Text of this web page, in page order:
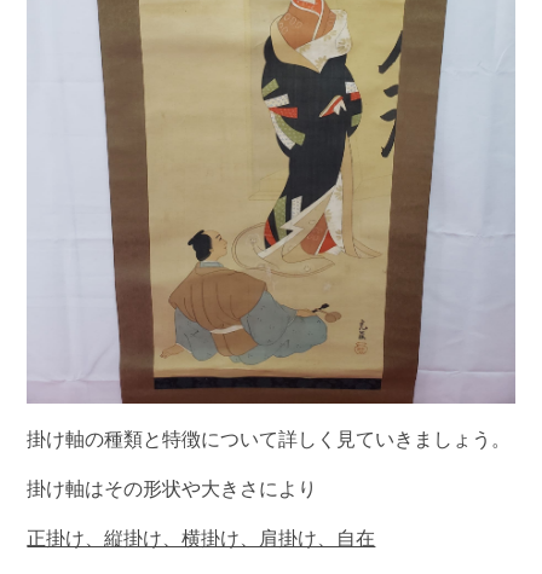
掛け軸の種類と特徴について詳しく見ていきましょう。
掛け軸はその形状や大きさにより
正掛け、縦掛け、横掛け、肩掛け、自在